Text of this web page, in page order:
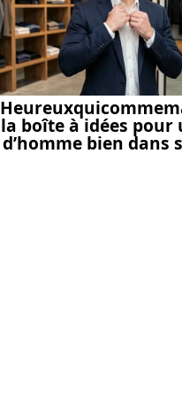
la boîte à idées pour
d’homme bien dans